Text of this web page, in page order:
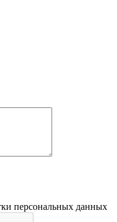
персональных данных